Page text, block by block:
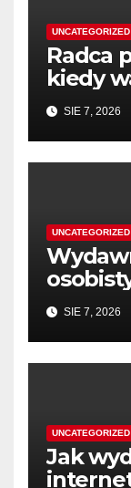
UNCATEGORIZED
Radca
kiedy
SIE 7, 2026
UNCATEGORIZED
SIE 7, 2026
UNCATEGORIZED
Jak